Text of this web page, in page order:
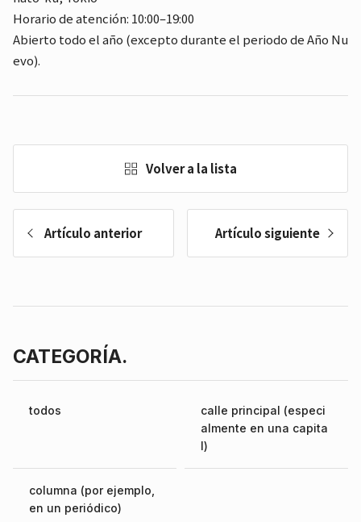
Horario de atención: 10:00–19:00
Abierto todo el año (excepto durante el periodo de Año Nu
evo).
Artículo anterior
Volver a la lista
Artículo siguiente
CATEGORÍA.
todos
calle principal (especi
almente en una capita
l)
columna (por ejemplo,
en un periódico)